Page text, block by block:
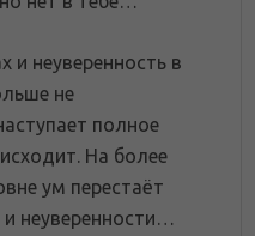
и неуверенность в
не
полное
На более
ум перестаёт
неуверенности…